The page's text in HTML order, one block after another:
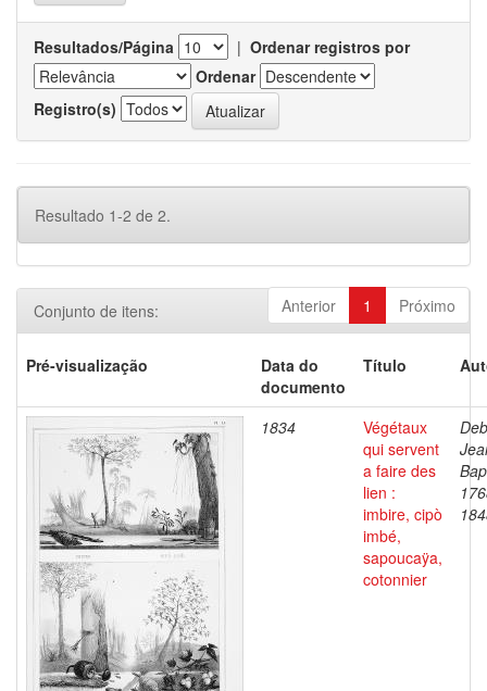
Resultados/Página | Ordenar registros por
Ordenar
Registro(s)
Resultado 1-2 de 2.
Anterior 1 Próximo
Conjunto de itens:
Pré-visualização
Data do
documento
Título
1834
Végétaux
qui servent
a faire des
lien :
imbire, cipò
imbé,
sapoucaÿa,
cotonnier